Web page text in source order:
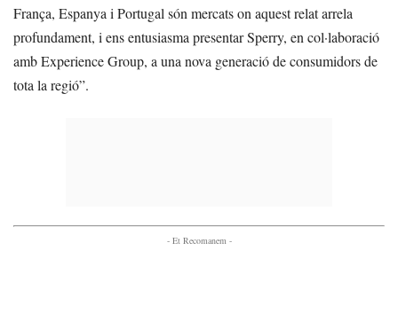
França, Espanya i Portugal són mercats on aquest relat arrela
profundament, i ens entusiasma presentar Sperry, en col·laboració
amb Experience Group, a una nova generació de consumidors de
tota la regió”.
- Et Recomanem -